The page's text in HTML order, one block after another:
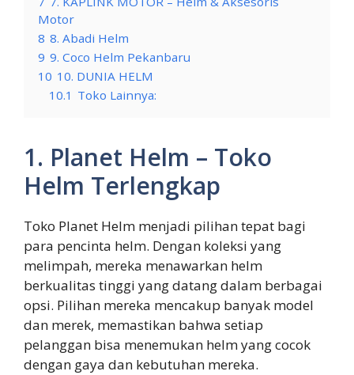
Motor
8 8. Abadi Helm
9 9. Coco Helm Pekanbaru
10 10. DUNIA HELM
10.1 Toko Lainnya:
1. Planet Helm – Toko
Helm Terlengkap
Toko Planet Helm menjadi pilihan tepat bagi
para pencinta helm. Dengan koleksi yang
melimpah, mereka menawarkan helm
berkualitas tinggi yang datang dalam berbagai
opsi. Pilihan mereka mencakup banyak model
dan merek, memastikan bahwa setiap
pelanggan bisa menemukan helm yang cocok
dengan gaya dan kebutuhan mereka.